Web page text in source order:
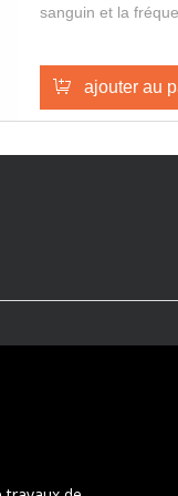
sanguin et la
conversation à
déconnexion de
de la sécurité de
ajouter au